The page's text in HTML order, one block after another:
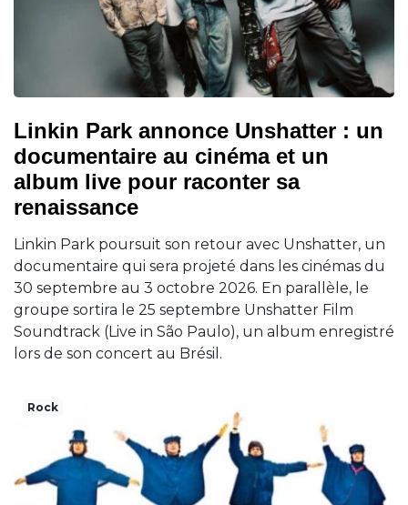
Linkin Park annonce Unshatter : un
documentaire au cinéma et un
album live pour raconter sa
renaissance
Linkin Park poursuit son retour avec Unshatter, un
documentaire qui sera projeté dans les cinémas du
30 septembre au 3 octobre 2026. En parallèle, le
groupe sortira le 25 septembre Unshatter Film
Soundtrack (Live in São Paulo), un album enregistré
lors de son concert au Brésil.
Rock